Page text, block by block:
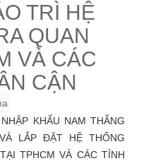
TRÌ HỆ
QUAN
VÀ CÁC
CẬN
KHẨU NAM THẮNG
LẮP ĐẶT HỆ THỐNG
TPHCM VÀ CÁC TỈNH